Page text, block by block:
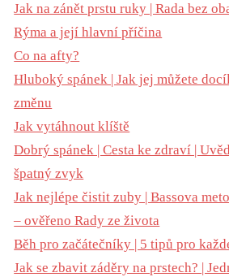
Jak na zánět prstu ruky | Rada bez
Rýma a její hlavní příčina
Co na afty?
Hluboký spánek | Jak jej můžete
změnu
Jak vytáhnout klíště
Dobrý spánek | Cesta ke zdraví |
špatný zvyk
Jak nejlépe čistit zuby | Bassova
– ověřeno Rady ze života
Běh pro začátečníky | 5 tipů pro
Jak se zbavit záděry na prstech? |